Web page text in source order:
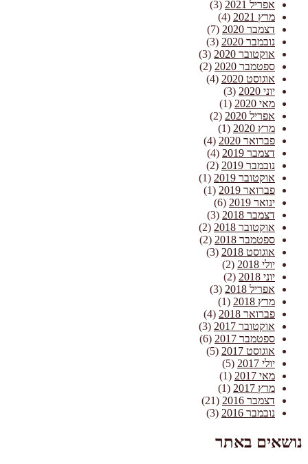
אפריל 2021
(3)
מרץ 2021
(4)
דצמבר 2020
(7)
נובמבר 2020
(3)
אוקטובר 2020
(3)
ספטמבר 2020
(2)
אוגוסט 2020
(4)
יוני 2020
(3)
מאי 2020
(1)
אפריל 2020
(2)
מרץ 2020
(1)
פברואר 2020
(4)
דצמבר 2019
(4)
נובמבר 2019
(2)
אוקטובר 2019
(1)
פברואר 2019
(1)
ינואר 2019
(6)
דצמבר 2018
(3)
אוקטובר 2018
(2)
ספטמבר 2018
(2)
אוגוסט 2018
(3)
יולי 2018
(2)
יוני 2018
(2)
אפריל 2018
(3)
מרץ 2018
(1)
פברואר 2018
(4)
אוקטובר 2017
(3)
ספטמבר 2017
(6)
אוגוסט 2017
(5)
יולי 2017
(5)
מאי 2017
(1)
מרץ 2017
(1)
דצמבר 2016
(21)
נובמבר 2016
(3)
נושאים באתר